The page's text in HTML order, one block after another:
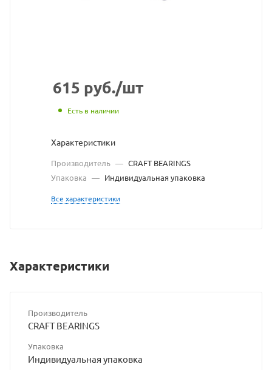
ссылке
https://
без
владельца
сайта
615 руб./шт
Есть в наличии
Характеристики
Производитель — CRAFT BEARINGS
Упаковка — Индивидуальная упаковка
Все характеристики
Характеристики
Производитель
CRAFT BEARINGS
Упаковка
Индивидуальная упаковка